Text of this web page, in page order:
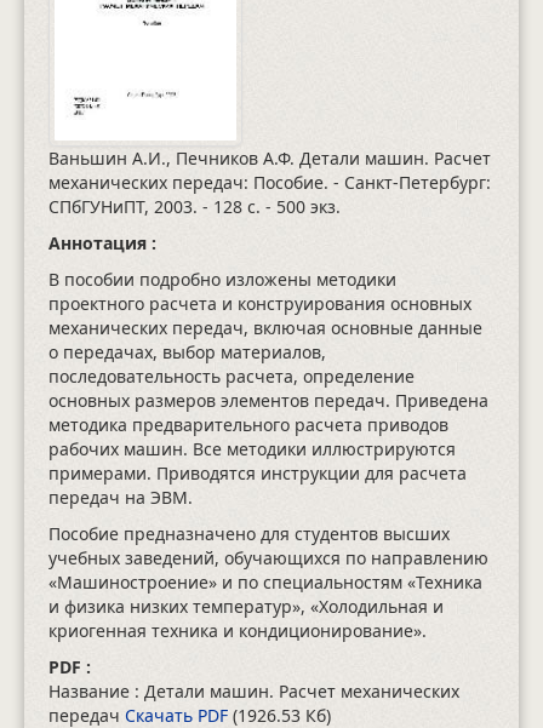
Ваньшин А.И., Печников А.Ф. Детали машин. Расчет
механических передач: Пособие. - Санкт-Петербург:
СПбГУНиПТ, 2003. - 128 с. - 500 экз.
Аннотация :
В пособии подробно изложены методики
проектного расчета и конструирования основных
механических передач, включая основные данные
о передачах, выбор материалов,
последовательность расчета, определение
основных размеров элементов передач. Приведена
методика предварительного расчета приводов
рабочих машин. Все методики иллюстрируются
примерами. Приводятся инструкции для расчета
передач на ЭВМ.
Пособие предназначено для студентов высших
учебных заведений, обучающихся по направлению
«Машиностроение» и по специальностям «Техника
и физика низких температур», «Холодильная и
криогенная техника и кондиционирование».
PDF :
Название : Детали машин. Расчет механических
передач Скачать PDF (1926.53 Кб)